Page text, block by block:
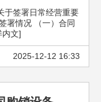
于签署日常经营重要
署情况 （一）合同
内文]
2025-12-12 16:33